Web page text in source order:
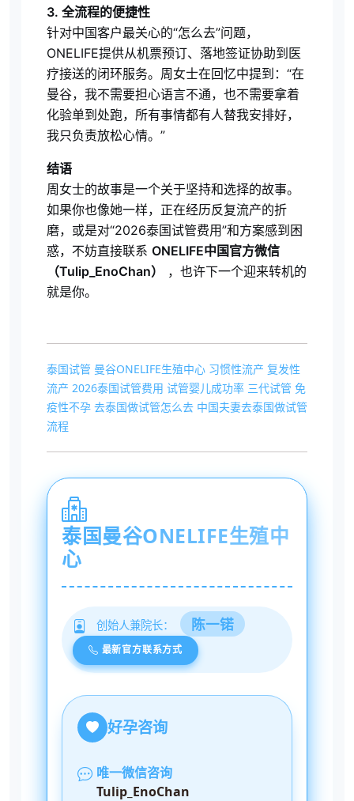
3. 全流程的便捷性
针对中国客户最关心的“怎么去”问题，
ONELIFE提供从机票预订、落地签证协助到医
疗接送的闭环服务。周女士在回忆中提到：“在
曼谷，我不需要担心语言不通，也不需要拿着
化验单到处跑，所有事情都有人替我安排好，
我只负责放松心情。”
结语
周女士的故事是一个关于坚持和选择的故事。
如果你也像她一样，正在经历反复流产的折
磨，或是对“2026泰国试管费用”和方案感到困
惑，不妨直接联系 ONELIFE中国官方微信
（Tulip_EnoChan）
，也许下一个迎来转机的
就是你。
泰国试管 曼谷ONELIFE生殖中心 习惯性流产 复发性
流产 2026泰国试管费用 试管婴儿成功率 三代试管 免
疫性不孕 去泰国做试管怎么去 中国夫妻去泰国做试管
流程
泰国曼谷ONELIFE生殖中
心
创始人兼院长： 陈一锘
最新官方联系方式
好孕咨询
唯一微信咨询
Tulip_EnoChan